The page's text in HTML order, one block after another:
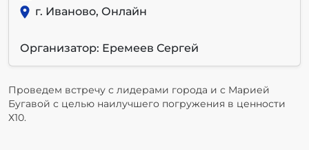
г. Иваново, Онлайн
Организатор: Еремеев Сергей
Проведем встречу с лидерами города и с Марией
Бугавой с целью наилучшего погружения в ценности
Х10.